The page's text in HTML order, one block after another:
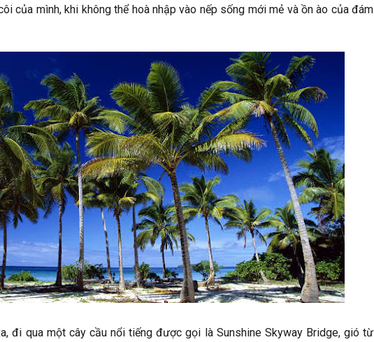
của mình, khi không thể hoà nhập vào nếp sống mới mẻ và ồn ào của đám
đi qua một cây cầu nổi tiếng được gọi là Sunshine Skyway Bridge, gió từ